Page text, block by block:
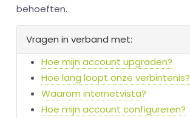
behoeften.
Vragen in verband met:
Hoe mijn account upgraden?
Hoe lang loopt onze verbintenis?
Waarom internetvista?
Hoe mijn account configureren?